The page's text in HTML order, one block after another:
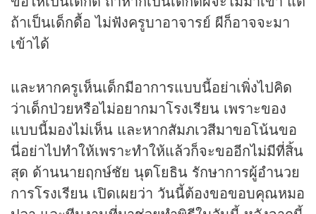
ถ้าเป็นเด็กดื้อ ไม่ฟังครูบาอาจารย์ ผีก็อาจจะมา
เข้าได้
และหากครูเห็นเด็กมีอาการแบบนี้อย่าเพิ่งไปคิด
ว่าเด็กป่วยหรือไม่อยากมาโรงเรียน เพราะของ
แบบนี้มองไม่เห็น และหากสัมภเวสีมาขอโน้นขอ
นี่อย่าไปทำให้เพราะทำให้แล้วก็จะขออีกไม่มีที่สิ้น
สุด ด้านนายฤกษ์ชัย นุตโยธิน รักษาการผู้อำนวย
การโรงเรียน เปิดเผยว่า วันนี้ต้องขอขอบคุณหมอ